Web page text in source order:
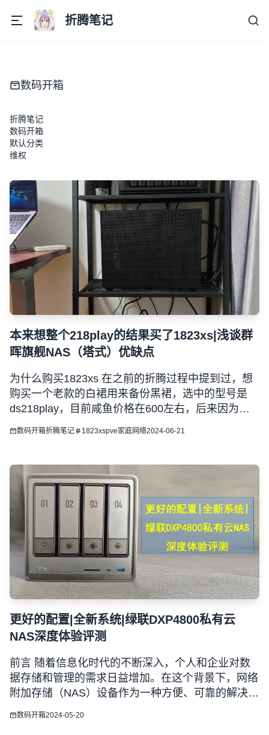
折腾笔记
数码开箱
折腾笔记
数码开箱
默认分类
维权
本来想整个218play的结果买了1823xs|浅谈群
晖旗舰NAS（塔式）优缺点
为什么购买1823xs 在之前的折腾过程中提到过，想
购买一个老款的白裙用来备份黑裙，选中的型号是
ds218play，目前咸鱼价格在600左右，后来因为各
种原因吧，没有找到合适的，然后左思右想买什么型
次，都
数码开箱折腾笔记 1823xspve家庭网络2024-06-21
更好的配置|全新系统|绿联DXP4800私有云
NAS深度体验评测
前言 随着信息化时代的不断深入，个人和企业对数
据存储和管理的需求日益增加。在这个背景下，网络
附加存储（NAS）设备作为一种方便、可靠的解决方
案备受关注。绿联作为一家知名的网络设备制造商，
数码开箱2024-05-20